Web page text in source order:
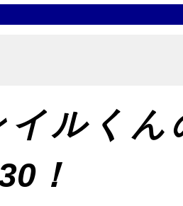
イルく
！